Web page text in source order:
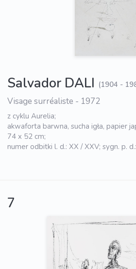
Salvador DALI (1904 -
Visage surréaliste - 1972
z cyklu Aurelia;
akwaforta barwna, sucha igła, papier
74 x 52 cm;
numer odbitki l. d.: XX / XXV; sygn. p.
7